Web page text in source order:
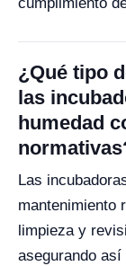
¿Qué tipo
las
humedad
Las
mantenimiento
limpieza y
asegurando